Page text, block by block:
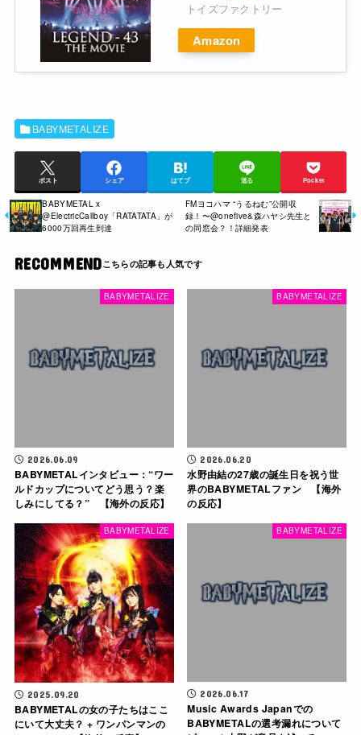
トイズファクトリー
Amazon
BABYMETALIZE
ポスト シェア はてブ 送る Pocket
BABYMETAL x
‪@ElectricCallboy‬「RATATATA」が
6000万回再生到達
FMヨコハマ “うるねむ”公開収
録！〜@​onefive&森ハヤシ先生と
の同窓会？！詳細発表
RECOMMEND
BABYMETALIZE
2026.06.09
BABYMETALインタビュー：“ワー
ルドカップについてどう思う？楽
しみにしてる？” 【海外の反応】
BABYMETALIZE
2026.06.20
水野由結の27歳の誕生日を祝う世
界のBABYMETALファン 【海外
の反応】
BABYMETALIZE
2025.09.20
BABYMETALの女の子たちはここ
にいて大丈夫？ + ワンパンマンの
BABYMETALIZE
2026.06.17
Music Awards Japanでの
BABYMETALの選考漏れについて